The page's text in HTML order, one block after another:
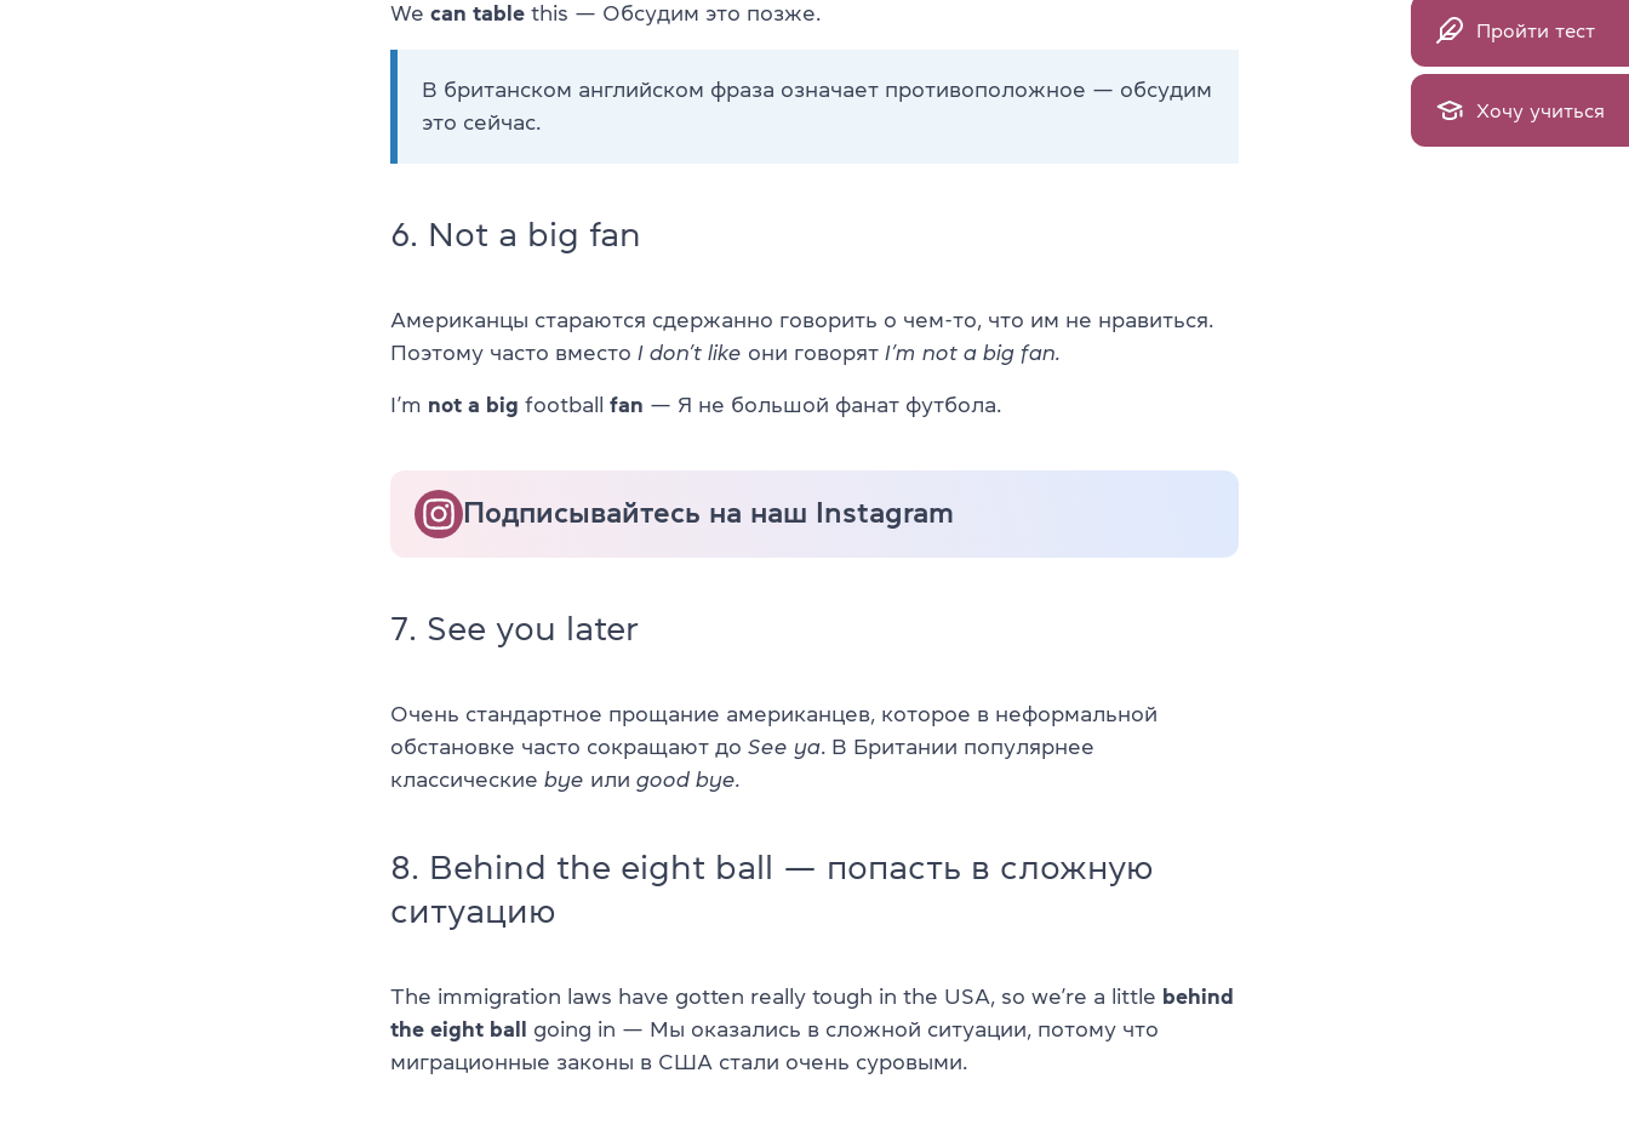
We can table this — Обсудим это позже.
В британском английском фраза означает противоположное — обсудим
это сейчас.
6. Not a big fan
Американцы стараются сдержанно говорить о чем-то, что им не нравиться.
Поэтому часто вместо I don’t like они говорят I’m not a big fan.
I’m not a big football fan — Я не большой фанат футбола.
Подписывайтесь на наш Instagram
7. See you later
Очень стандартное прощание американцев, которое в неформальной
обстановке часто сокращают до See ya. В Британии популярнее
классические bye или good bye.
8. Behind the eight ball — попасть в сложную
ситуацию
The immigration laws have gotten really tough in the USA, so we’re a little behind
the eight ball
going in — Мы оказались в сложной ситуации, потому что
миграционные законы в США стали очень суровыми.
Пройти тест
Хочу учиться